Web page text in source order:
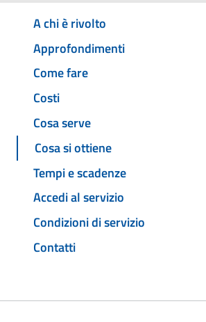
A chi è rivolto
Approfondimenti
Come fare
Costi
Cosa serve
Cosa si ottiene
Tempi e scadenze
Accedi al servizio
Condizioni di servizio
Contatti